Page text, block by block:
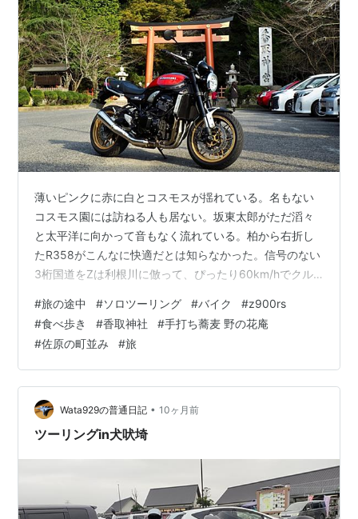
薄いピンクに赤に白とコスモスが揺れている。名もない
コスモス園には訪ねる人も居ない。坂東太郎がただ滔々
と太平洋に向かって音もなく流れている。柏から右折し
たR358がこんなに快適だとは知らなかった。信号のない
3桁国道をZは利根川に倣って、ぴったり60km/hでクル
し寒かったから、Zのセルを回したのが08:30。とりあえ
ず利根川に出たら銚子をめざして、正午になったら引き
返そうという相変わらずいい加減なツーリング。いい頃
合いに香取神宮の案内板を目にして、津宮バイパス入口
を右折するのだ。 朱が鮮やかな入母屋造り銅板葺きの楼
門は、香取神社のシンボル的な建…
#旅の途中 #ソロツーリング #バイク #z900rs
#食べ歩き #香取神社 #手打ち蕎麦 野の花庵
#佐原の町並み #旅
Wata929の普通日記 • 10ヶ月前
ツーリングin犬吠埼